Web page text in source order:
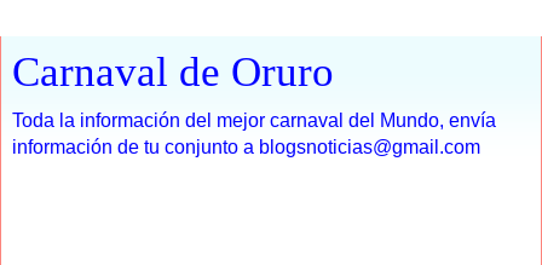
Carnaval de Oruro
Toda la información del mejor carnaval del Mundo, envía
información de tu conjunto a blogsnoticias@gmail.com